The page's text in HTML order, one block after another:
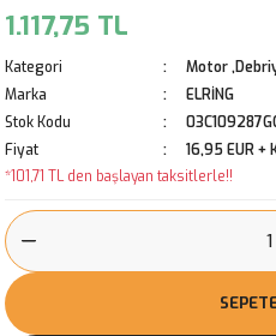
1.117,75 TL
Kategori
Motor
Marka
ELRİNG
Stok Kodu
Fiyat
16,95 EUR +
*101,71 TL den başlayan taksitlerle!!